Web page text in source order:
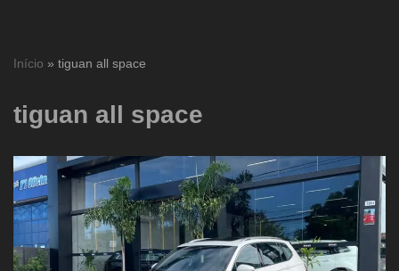
Início » tiguan all space
tiguan all space